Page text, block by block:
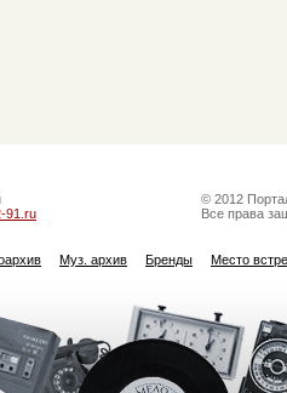
91.ru
© 2012
Все права
Муз. архив Бренды Место